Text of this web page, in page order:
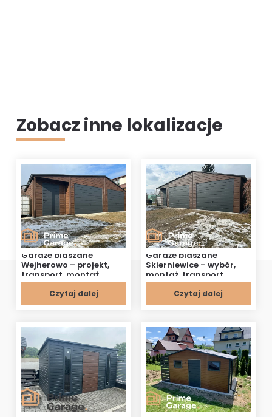
Zobacz inne lokalizacje
Garaże blaszane
Wejherowo – projekt,
transport, montaż
Czytaj dalej
Garaże blaszane
Skierniewice – wybór,
montaż, transport
Czytaj dalej